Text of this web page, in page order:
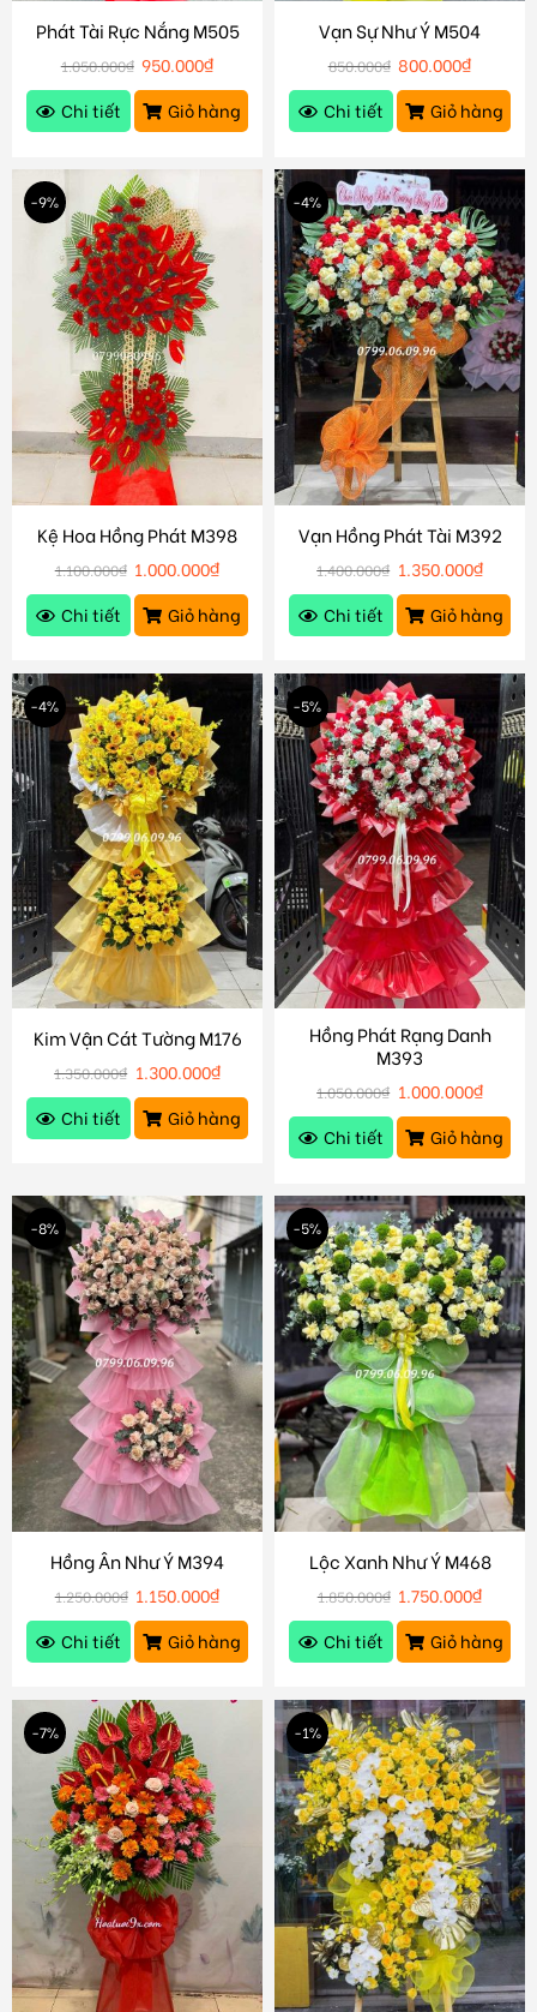
Phát Tài Rực Nắng M505
1.050.000₫ 950.000₫
Chi tiết
Giỏ hàng
Vạn Sự Như Ý M504
850.000₫ 800.000₫
Chi tiết
Giỏ hàng
-9%
Kệ Hoa Hồng Phát M398
1.100.000₫ 1.000.000₫
Chi tiết
Giỏ hàng
-4%
Vạn Hồng Phát Tài M392
1.400.000₫ 1.350.000₫
Chi tiết
Giỏ hàng
-4%
Kim Vận Cát Tường M176
1.350.000₫ 1.300.000₫
Chi tiết
Giỏ hàng
-5%
Hồng Phát Rạng Danh
M393
1.050.000₫ 1.000.000₫
Chi tiết
Giỏ hàng
-8%
Hồng Ân Như Ý M394
1.250.000₫ 1.150.000₫
Chi tiết
Giỏ hàng
-5%
Lộc Xanh Như Ý M468
1.850.000₫ 1.750.000₫
Chi tiết
Giỏ hàng
-7% -1%